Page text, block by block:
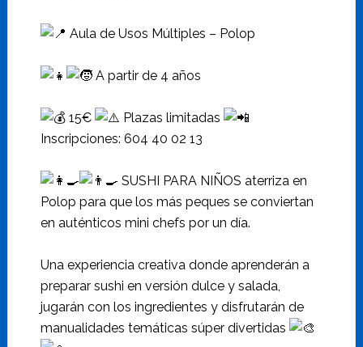
Aula de Usos Múltiples – Polop
A partir de 4 años
15€
Plazas limitadas
Inscripciones: 604 40 02 13
SUSHI PARA NIÑOS aterriza en
Polop para que los más peques se conviertan
en auténticos mini chefs por un día.
Una experiencia creativa donde aprenderán a
preparar sushi en versión dulce y salada,
jugarán con los ingredientes y disfrutarán de
manualidades temáticas súper divertidas